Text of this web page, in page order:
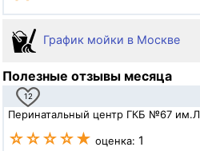
График мойки в Москве
Полезные отзывы месяца
12
Перинатальный центр ГКБ №67
☆☆☆☆★ оценка: 1